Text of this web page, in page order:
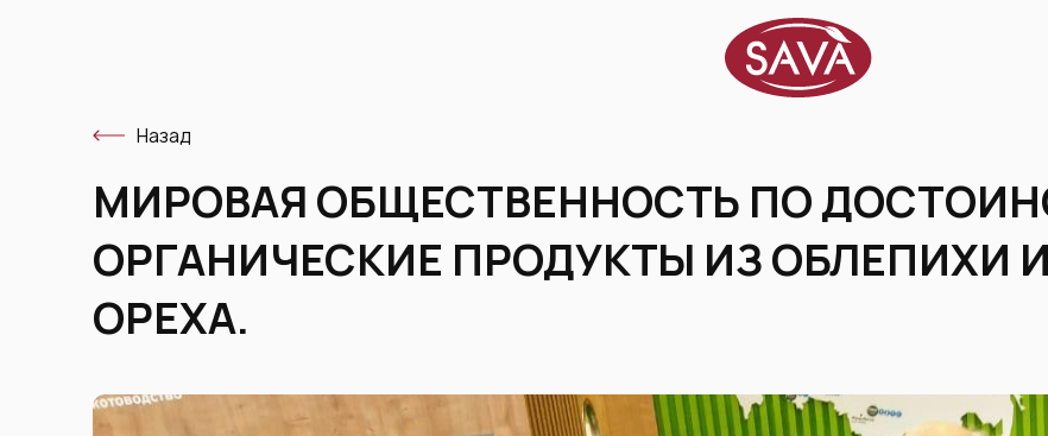
Назад
МИРОВАЯ ОБЩЕСТВЕННОСТЬ ПО
ОРГАНИЧЕСКИЕ ПРОДУКТЫ ИЗ ОБЛЕПИХИ
ОРЕХА.